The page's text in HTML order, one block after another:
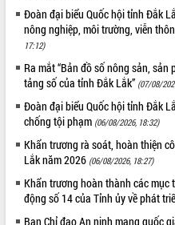
Lễ phát động chuỗi hoạt động chung
tay làm sạch môi trường
Xã Ea Kar bước chuyển mình trong
công tác cải cách hành chính mô hình
mới
UBND tỉnh họp báo định kỳ tháng 4
năm 2026
Hội thảo khoa học “Giải pháp thúc đẩy
phát triển nền kinh tế xanh tại tỉnh
Đắk Lắk”
Tăng cường giám sát, đôn đốc thực
hiện nhiệm vụ quản lý tài sản công
hàng tuần
Đoàn đại biểu Quốc hội tỉnh Đắk
nông nghiệp, môi trường, viễn
17:12)
Ra mắt “Bản đồ số nông sản, sản
tảng số của tỉnh Đắk Lắk” (07/08/
Đoàn đại biểu Quốc hội tỉnh Đắk
chống tội phạm (06/08/2026, 18:32)
Khẩn trương rà soát, hoàn thiện
Lắk năm 2026 (06/08/2026, 18:27)
Khẩn trương hoàn thành các mục
động số 14 của Tỉnh ủy về phát
Ban Chỉ đạo An ninh mạng quốc